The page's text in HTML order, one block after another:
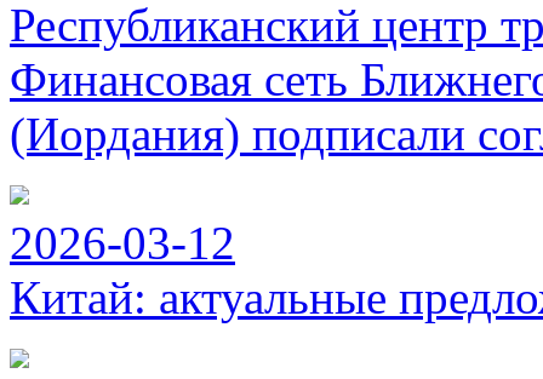
Республиканский центр
Финансовая сеть
(Иордания) подписали
2026-03-12
Китай: актуальные